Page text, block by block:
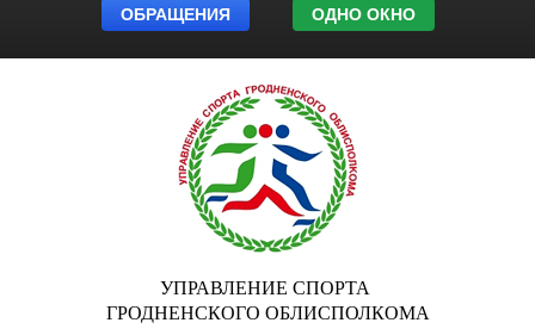
ОБРАЩЕНИЯ ОДНО ОКНО
УПРАВЛЕНИЕ СПОРТА
ГРОДНЕНСКОГО ОБЛИСПОЛКОМА